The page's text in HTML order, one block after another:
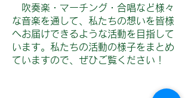
​ 吹奏楽・マーチング・合唱など様々
な音楽を通して、私たちの想いを皆様
へお届けできるような活動を目指して
います。私たちの活動の様子をまとめ
ていますので、ぜひご覧ください！